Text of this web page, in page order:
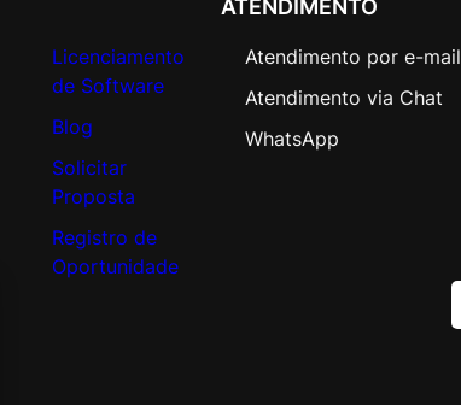
Licenciamento
de Software
Blog
Solicitar
Proposta
Registro de
Oportunidade
ATENDIMENTO
Atendimento por e-mail
Atendimento via Chat
WhatsApp